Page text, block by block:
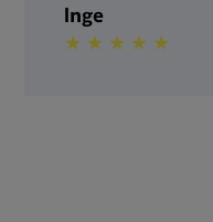
Inge
★ ★ ★ ★ ★